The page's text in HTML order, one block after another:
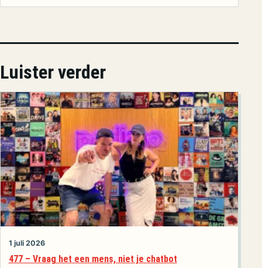
Luister verder
1 juli 2026
477 – Vraag het een mens, niet je chatbot